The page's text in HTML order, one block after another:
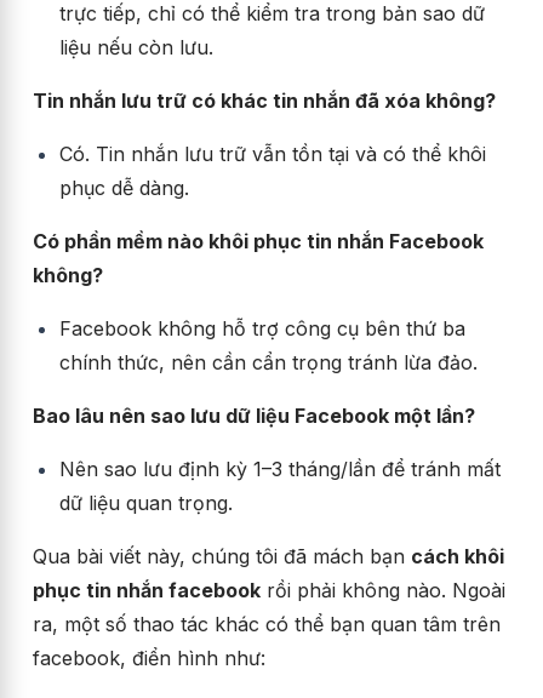
trực tiếp, chỉ có thể kiểm tra trong bản sao dữ
liệu nếu còn lưu.
Tin nhắn lưu trữ có khác tin nhắn đã xóa không?
Có. Tin nhắn lưu trữ vẫn tồn tại và có thể khôi
phục dễ dàng.
Có phần mềm nào khôi phục tin nhắn Facebook
không?
Facebook không hỗ trợ công cụ bên thứ ba
chính thức, nên cần cẩn trọng tránh lừa đảo.
Bao lâu nên sao lưu dữ liệu Facebook một lần?
Nên sao lưu định kỳ 1–3 tháng/lần để tránh mất
dữ liệu quan trọng.
Qua bài viết này, chúng tôi đã mách bạn cách khôi
phục tin nhắn facebook rồi phải không nào. Ngoài
ra, một số thao tác khác có thể bạn quan tâm trên
facebook, điển hình như: